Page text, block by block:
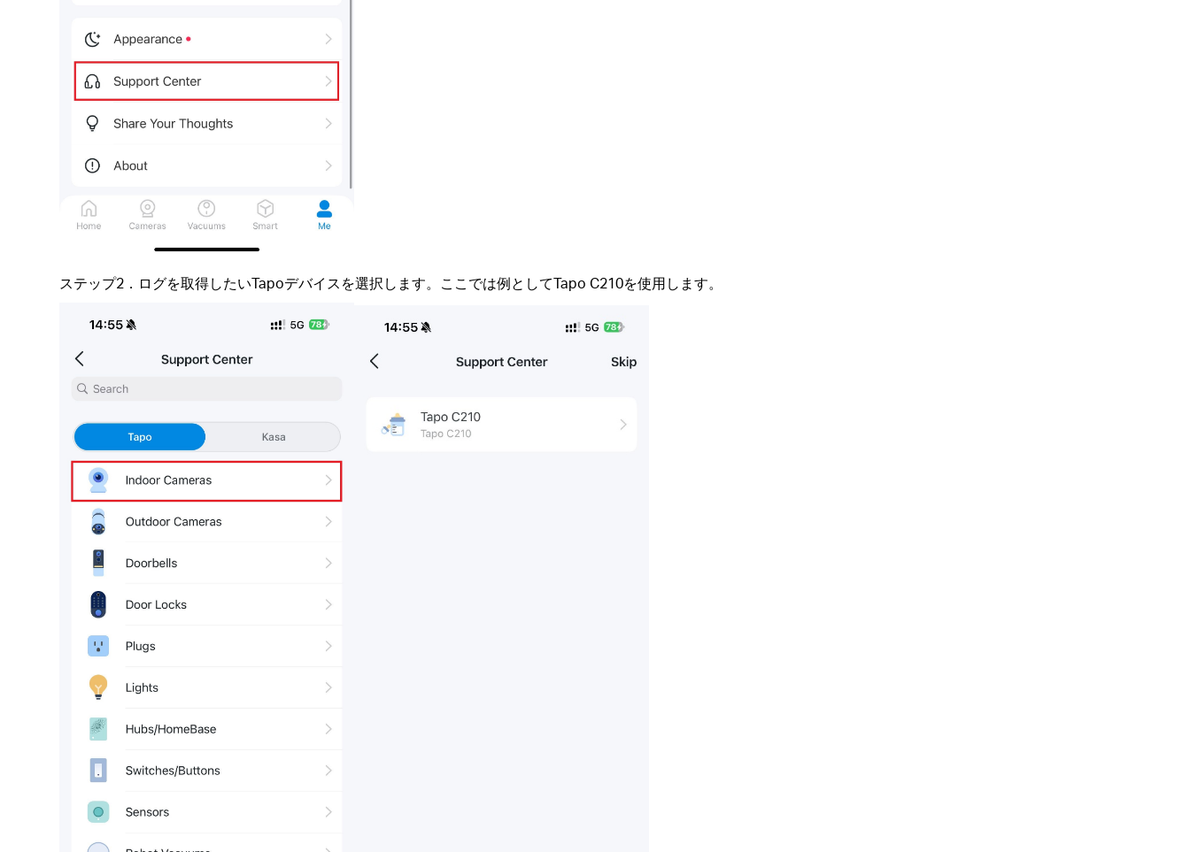
ステップ2．ログを取得したいTapoデバイスを選択します。ここでは例としてTapo C210を使用します。